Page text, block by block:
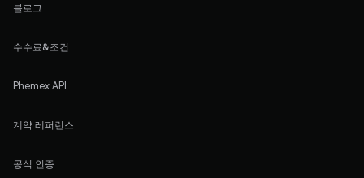
블로그
수수료&조건
Phemex API
계약 레퍼런스
공식 인증